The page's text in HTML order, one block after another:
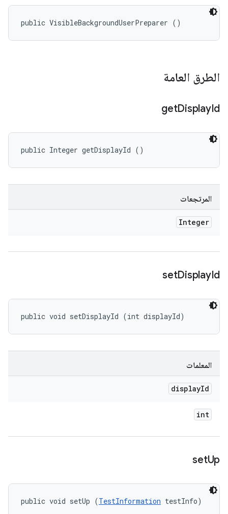
public VisibleBackgroundUserPreparer ()
الطرق العامة
getDisplayId
public Integer getDisplayId ()
المرتجعات
Integer
setDisplayId
public void setDisplayId (int displayId)
المعلمات
displayId
int
setUp
public void setUp (TestInformation testInfo)